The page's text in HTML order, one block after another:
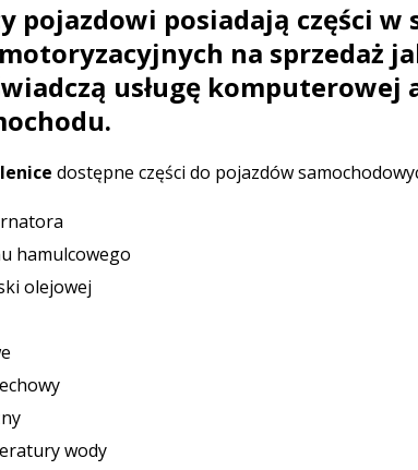
pojazdowi posiadają części w
na sprzedaż
usługę komputerowej
dostępne części do pojazdów
hamulcowego
olejowej
wody